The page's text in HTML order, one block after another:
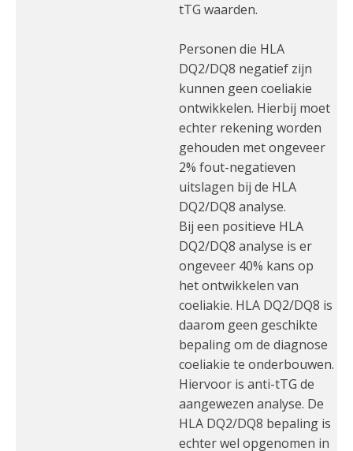
tTG waarden.
Personen die HLA
DQ2/DQ8 negatief zijn
kunnen geen coeliakie
ontwikkelen. Hierbij moet
echter rekening worden
gehouden met ongeveer
2% fout-negatieven
uitslagen bij de HLA
DQ2/DQ8 analyse.
Bij een positieve HLA
DQ2/DQ8 analyse is er
ongeveer 40% kans op
het ontwikkelen van
coeliakie. HLA DQ2/DQ8 is
daarom geen geschikte
bepaling om de diagnose
coeliakie te onderbouwen.
Hiervoor is anti-tTG de
aangewezen analyse. De
HLA DQ2/DQ8 bepaling is
echter wel opgenomen in